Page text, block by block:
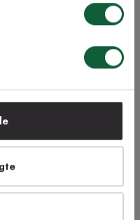
HURTIG LEVERING
TRYG E-HANDEL